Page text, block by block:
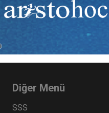
birbirinden kaliteli
Diğer Menü
SSS